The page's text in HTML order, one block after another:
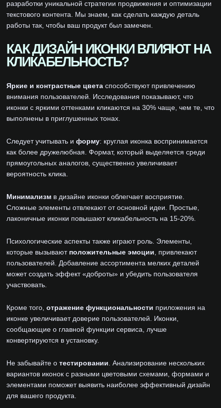
разработки уникальной стратегии продвижения и оптимизации
текстового контента. Мы знаем, как сделать каждую деталь
работы так, чтобы ваш продукт был замечен.
КАК ДИЗАЙН ИКОНКИ ВЛИЯЮТ НА
КЛИКАБЕЛЬНОСТЬ?
Яркие и контрастные цвета способствуют привлечению
внимания пользователей. Исследования показывают, что
иконки с яркими оттенками кликаются на 30% чаще, чем те, что
выполнены в приглушенных тонах.
Следует учитывать и форму: круглая иконка воспринимается
как более дружелюбная. Формат, который выделяется среди
прямоугольных аналогов, существенно увеличивает
вероятность клика.
Минимализм в дизайне иконки облегчает восприятие.
Сложные элементы отвлекают от основной идеи. Простые,
лаконичные иконки повышают кликабельность на 15-20%.
Психологические аспекты также играют роль. Элементы,
которые вызывают положительные эмоции , привлекают
пользователей. Добавление ассортимента мелких деталей
может создать эффект «доброты» и убедить пользователя
участвовать.
Кроме того, отражение функциональности приложения на
иконке увеличивает доверие пользователей. Иконки,
сообщающие о главной функции сервиса, лучше
конвертируются в установку.
Не забывайте о тестировании . Анализирование нескольких
вариантов иконок с разными цветовыми схемами, формами и
элементами поможет выявить наиболее эффективный дизайн
для вашего продукта.